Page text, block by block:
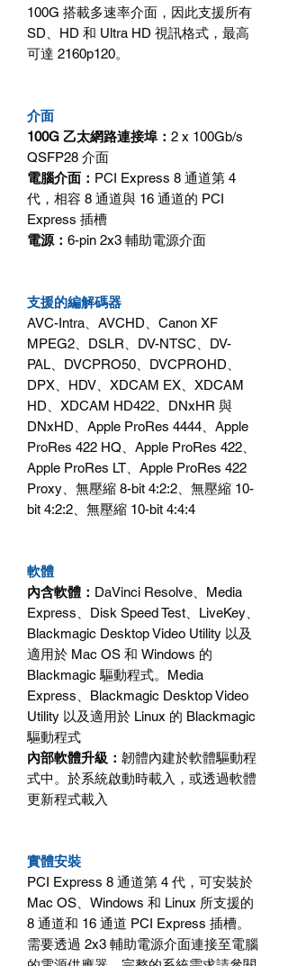
100G 搭載多速率介面，因此支援所有
SD
HD 和 Ultra HD 視訊格式，最高
可達 2160p120。
介面
100G 乙太網路連接埠： 2 x 100Gb/s
QSFP28 介面
電腦介面： PCI Express 8 通道第 4
代，相容 8 通道與 16 通道的 PCI
Express 插槽
電源： 6-pin 2x3 輔助電源介面
支援的編解碼器
AVC-Intra
AVCHD
Canon XF
MPEG2
DSLR DV-NTSC
DV-
PAL
DVCPRO50 DVCPROHD
DPX
HDV XDCAM EX
XDCAM
HD
XDCAM HD422 DNxHR 與
DNxHD
Apple ProRes 4444
Apple
ProRes 422 HQ
Apple ProRes 422
Apple ProRes LT
Apple ProRes 422
Proxy 、無壓縮 8-bit 4:2:2 、無壓縮 10-
bit 4:2:2 、無壓縮 10-bit 4:4:4
軟體
內含軟體： DaVinci Resolve
Media
Express
Disk Speed Test LiveKey
Blackmagic Desktop Video Utility 以及
適用於 Mac OS 和 Windows 的
Blackmagic 驅動程式。 Media
Express
Blackmagic Desktop Video
Utility 以及適用於 Linux 的 Blackmagic
驅動程式
內部軟體升級： 韌體內建於軟體驅動程
式中。於系統啟動時載入，或透過軟體
更新程式載入
實體安裝
PCI Express 8 通道第 4 代，可安裝於
Mac OS
Windows 和 Linux 所支援的
8 通道和 16 通道 PCI Express 插槽。
需要透過 2x3 輔助電源介面連接至電腦